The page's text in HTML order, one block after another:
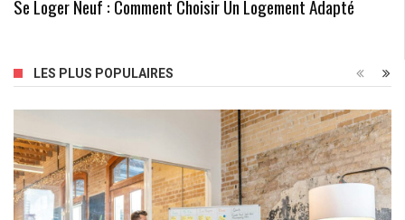
Se Loger Neuf : Comment Choisir Un Logement Adapté
LES PLUS POPULAIRES